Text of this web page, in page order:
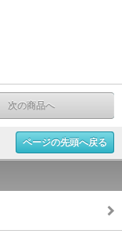
次の商品へ
ページの先頭へ戻る